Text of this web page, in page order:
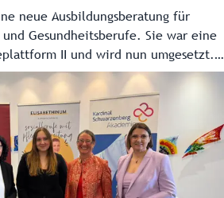
neue Ausbildungsberatung für
Gesundheitsberufe. Sie war eine
II und wird nun umgesetzt.
Team beraten telefonisch und auch
mit allen Details. #dasiststark